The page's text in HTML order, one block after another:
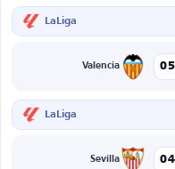
LaLiga
Valencia
LaLiga
Sevilla